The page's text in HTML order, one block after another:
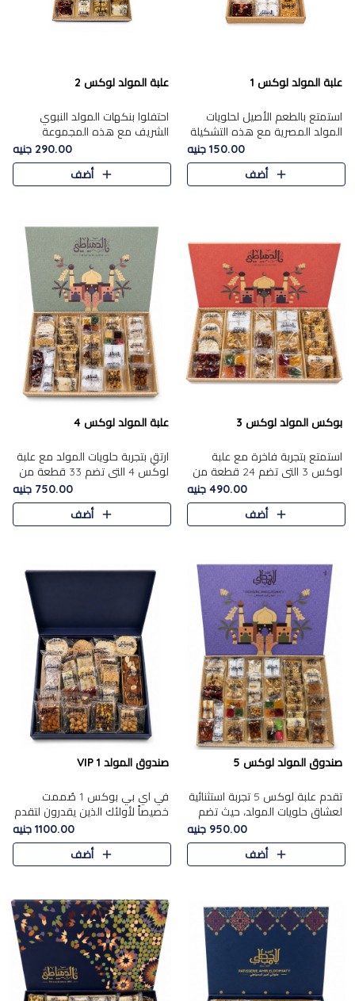
علبة المولد لوكس 1
استمتع بالطعم الأصيل لحلويات
المولد المصرية مع هذه التشكيلة
المختارة بعناية من 9 قطع. تتضمن
التشكيلة جوزرية مع فول،ملبان
150.00 جنيه
أضف
علبة المولد لوكس 2
احتفلوا بنكهات المولد النبوي
الشريف مع هذه المجموعة
الفاخرة المكونة من 19 قطعة،
والتي تم اختيارها بعناية فائقة لتُبرز
تشكيلة واسعة من الحلويات
290.00 جنيه
أضف
بوكس المولد لوكس 3
استمتع بتجربة فاخرة مع علبة
لوكس 3 التي تضم 24 قطعة من
أشهر حلويات المولد الشرقية
المختارة بعناية. تحتوي التشكيلة
على الجزرية بالفول، والملب..
490.00 جنيه
أضف
علبة المولد لوكس 4
ارتقِ بتجربة حلويات المولد مع علبة
لوكس 4 التي تضم 33 قطعة من
تشكيلة فاخرة ومتنوعة من أشهر
الأصناف الشرقية. تحتوي العلبة على
الجزرية بالفول،..
750.00 جنيه
أضف
صندوق المولد لوكس 5
تقدم علبة لوكس 5 تجربة استثنائية
لعشاق حلويات المولد، حيث تضم
42 قطعة من تشكيلة فاخرة تجمع
بين أشهر الأصناف التقليدية وأصناف
مميزة مختارة بع..
950.00 جنيه
أضف
صندوق المولد VIP 1
في اي بي بوكس 1 صُممت
خصيصاً لأولئك الذين يقدرون لتقدم
تجربة استثنائية بوكس تجمع بين
أفخر حلويات المولد المصري مع
تشكيلة مختارة من الأصناف ..
1100.00 جنيه
أضف